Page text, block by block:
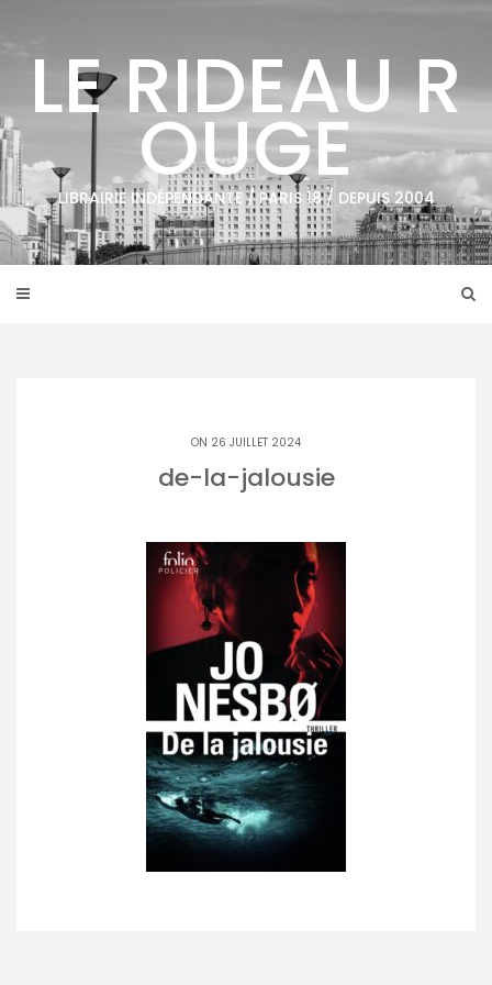
contentLE RIDEAU R
OUGE
LIBRAIRIE INDÉPENDANTE / PARIS 18 / DEPUIS 2004
ON 26 JUILLET 2024
de-la-jalousie